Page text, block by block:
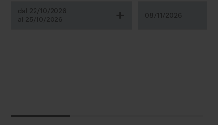
dal 22/10/2026
al 25/10/2026
+ 08/11/2026